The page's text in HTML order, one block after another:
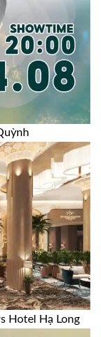
Hotel Hạ Long